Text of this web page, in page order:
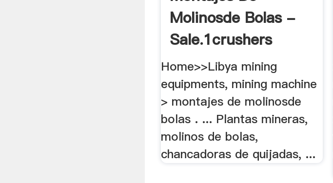
Molinosde Bolas -
Sale.1crushers
Home>>Libya mining
equipments, mining machine
> montajes de molinosde
bolas . ... Plantas mineras,
molinos de bolas,
chancadoras de quijadas, ...